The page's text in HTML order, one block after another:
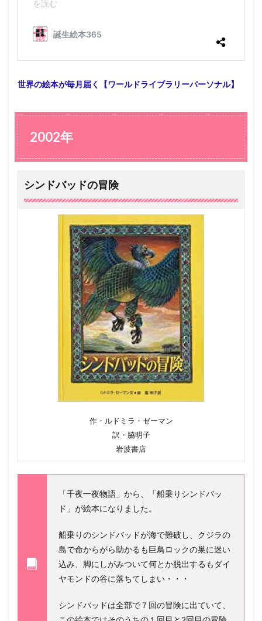
世界の絵本が毎月届く【ワールドライブラリーパーソナル】
2002年
シンドバッドの冒険
作・ルドミラ・ゼーマン
訳・脇明子
岩波書店
「千夜一夜物語」から、「船乗りシンドバッ
ド」が絵本になりました。
船乗りのシンドバッドが海で難破し、クジラの
島で命からがら助かるも巨鳥ロックの巣に迷い
込み、脚にしがみついて何とか脱出するもダイ
ヤモンドの谷に落ちてしまい・・・
シンドバッドは全部で７回の冒険に出ていて、